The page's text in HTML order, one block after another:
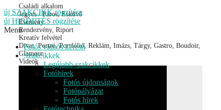
új SZAKCIKK rögzítése
új HIRDETÉS rögzítése
Menu
Fotós videós kereső
Szakcikkek
Legújabb szakcikkek
Fotóhírek
Fotós újdonságok
Fotópályázat
Fotós hírek
Családi alkalom
Jegyes / Páros, Esküvő
Esemény
Rendezvény, Riport
Kreatív felvétel
Divat, Portré, Portfólió, Reklám, Imázs, Tárgy, Gastro, Boudoir,
Glamour
Videók